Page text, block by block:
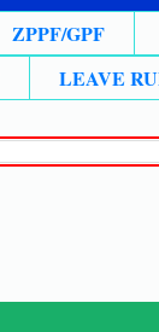
ZPPF/GPF
LEAVE